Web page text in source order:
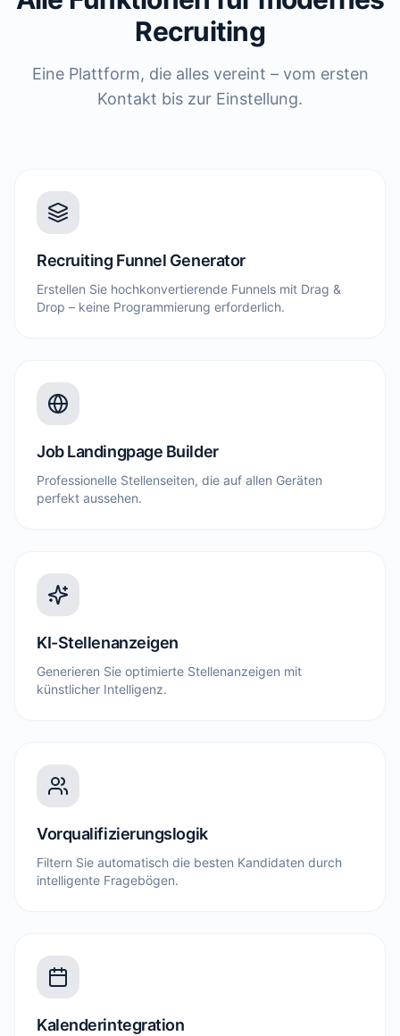
Recruiting
Eine Plattform, die alles vereint – vom ersten
Kontakt bis zur Einstellung.
Recruiting Funnel Generator
Erstellen Sie hochkonvertierende Funnels mit Drag &
Drop – keine Programmierung erforderlich.
Job Landingpage Builder
Professionelle Stellenseiten, die auf allen Geräten
perfekt aussehen.
KI-Stellenanzeigen
Generieren Sie optimierte Stellenanzeigen mit
künstlicher Intelligenz.
Vorqualifizierungslogik
Filtern Sie automatisch die besten Kandidaten durch
intelligente Fragebögen.
Kalenderintegration